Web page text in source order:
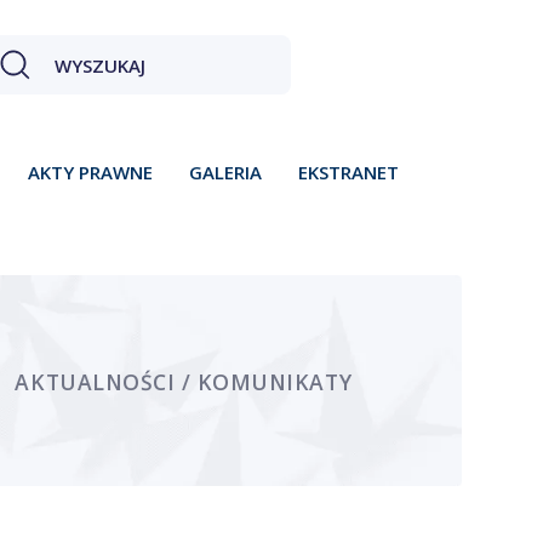
AKTY PRAWNE GALERIA EKSTRANET
AKTUALNOŚCI / KOMUNIKATY